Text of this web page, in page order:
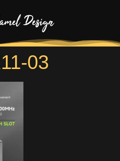
03